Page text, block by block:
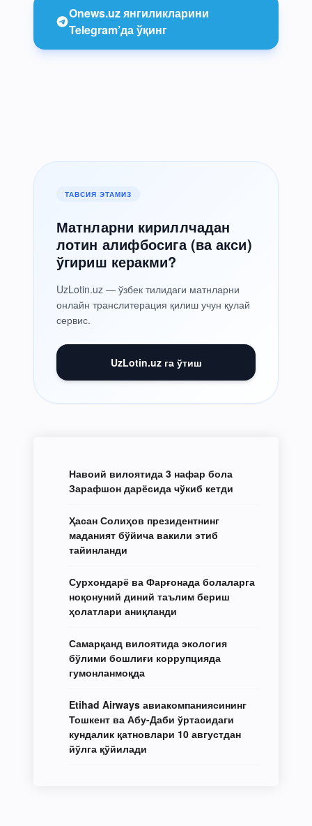
Onews.uz янгиликларини
Telegram’да ўқинг
ТАВСИЯ ЭТАМИЗ
Матнларни кириллчадан
лотин алифбосига (ва акси)
ўгириш керакми?
UzLotin.uz — ўзбек тилидаги матнларни
онлайн транслитерация қилиш учун қулай
сервис.
UzLotin.uz га ўтиш
Навоий вилоятида 3 нафар бола
Зарафшон дарёсида чўкиб кетди
Ҳасан Солиҳов президентнинг
маданият бўйича вакили этиб
тайинланди
Сурхондарё ва Фарғонада болаларга
ноқонуний диний таълим бериш
ҳолатлари аниқланди
Самарқанд вилоятида экология
бўлими бошлиғи коррупцияда
гумонланмоқда
Etihad Airways авиакомпаниясининг
Тошкент ва Абу-Даби ўртасидаги
кундалик қатновлари 10 августдан
йўлга қўйилади